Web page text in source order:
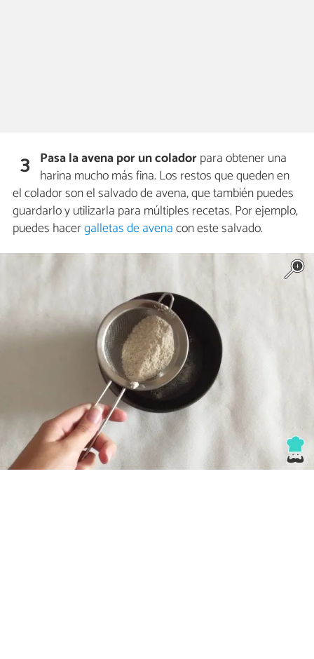
3 Pasa la avena por un coladorpara obtener una
harina mucho más fina. Los restos que queden en
el colador son el salvado de avena, que también puedes
guardarlo y utilizarla para múltiples recetas. Por ejemplo,
puedes hacergalletas de avenacon este salvado.